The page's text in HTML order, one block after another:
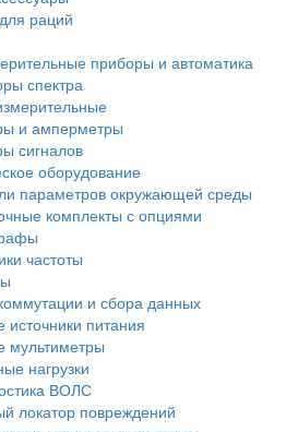
раций
приборы и автоматика
спектра
и амперметры
сигналов
оборудование
параметров окружающей среды
комплекты с опциями
частоты
и сбора данных
питания
мультиметры
нагрузки
ВОЛС
локатор повреждений